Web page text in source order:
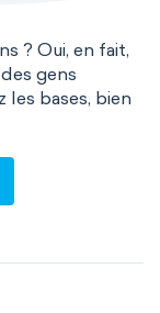
? Oui, en fait,
gens
les bases, bien